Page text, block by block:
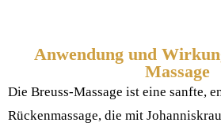
Anwendung und
Massage
Die Breuss-Massage ist eine sanfte,
Rückenmassage, die mit